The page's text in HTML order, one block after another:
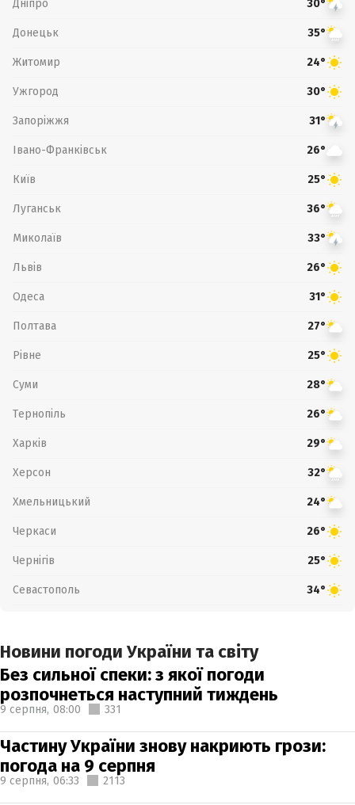
Дніпро 30°
Донецьк 35°
Житомир 24°
Ужгород 30°
Запоріжжя 31°
Івано-Франківськ 26°
Київ 25°
Луганськ 36°
Миколаїв 33°
Львів 26°
Одеса 31°
Полтава 27°
Рівне 25°
Суми 28°
Тернопіль 26°
Харків 29°
Херсон 32°
Хмельницький 24°
Черкаси 26°
Чернігів 25°
Севастополь 34°
Новини погоди України та світу
Без сильної спеки: з якої погоди
розпочнеться наступний тиждень
9 серпня, 08:00 331
Частину України знову накриють грози:
погода на 9 серпня
9 серпня, 06:33 2113